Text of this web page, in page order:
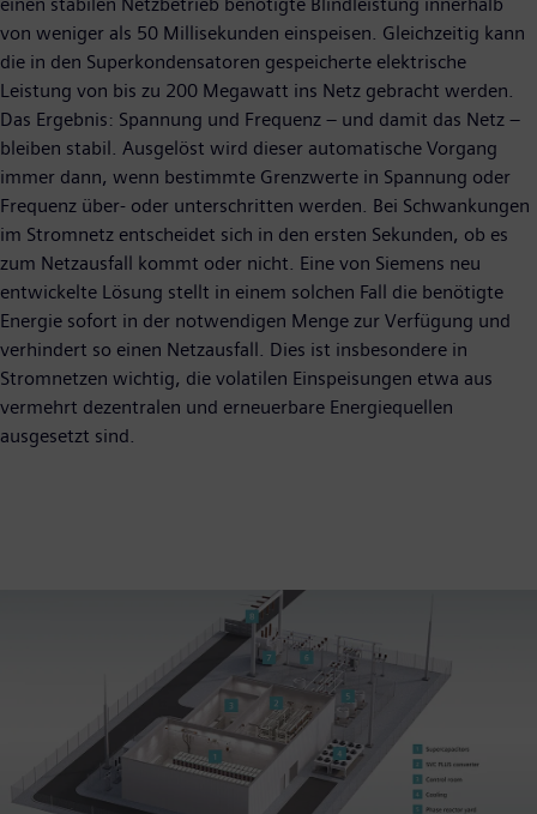
von weniger als 50 Millisekunden einspeisen. Gleichzeitig kann
die in den Superkondensatoren gespeicherte elektrische
Leistung von bis zu 200 Megawatt ins Netz gebracht werden.
Das Ergebnis: Spannung und Frequenz – und damit das Netz –
bleiben stabil. Ausgelöst wird dieser automatische Vorgang
immer dann, wenn bestimmte Grenzwerte in Spannung oder
Frequenz über- oder unterschritten werden. Bei Schwankungen
im Stromnetz entscheidet sich in den ersten Sekunden, ob es
zum Netzausfall kommt oder nicht. Eine von Siemens neu
entwickelte Lösung stellt in einem solchen Fall die benötigte
Energie sofort in der notwendigen Menge zur Verfügung und
verhindert so einen Netzausfall. Dies ist insbesondere in
Stromnetzen wichtig, die volatilen Einspeisungen etwa aus
vermehrt dezentralen und erneuerbare Energiequellen
ausgesetzt sind.